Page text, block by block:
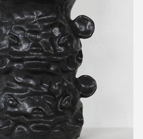
| 青山スパイラル 東京
HOTEL ART FAIR｣ | 香
2｣ | AISHO MIURA ARTS
| スパイラル 東京
| Sunworld Dynasty
京 | 東京国際フォーラム 東京
HOTEL ART FAIR | 香